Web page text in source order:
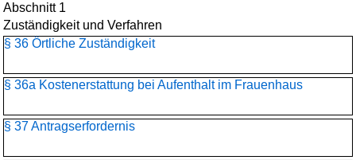
Abschnitt 1
Zuständigkeit und Verfahren
§ 36 Örtliche Zuständigkeit
§ 36a Kostenerstattung bei Aufenthalt im Frauenhaus
§ 37 Antragserfordernis